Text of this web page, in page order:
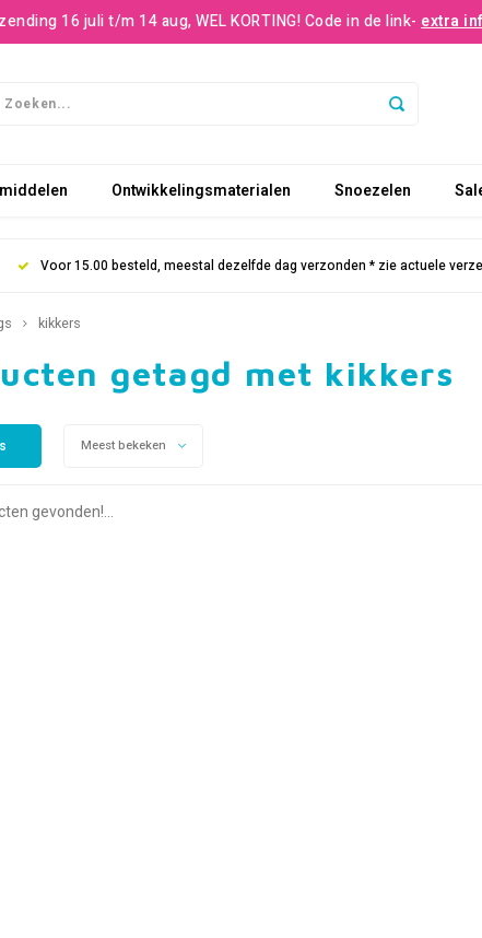
16 juli t/m 14 aug, WEL KORTING! Code in de link- extra
Ontwikkelingsmaterialen Snoezelen
Voor 15.00 besteld, meestal dezelfde dag verzonden * zie actuele
kikkers
getagd met kikkers
Meest bekeken
gevonden!...